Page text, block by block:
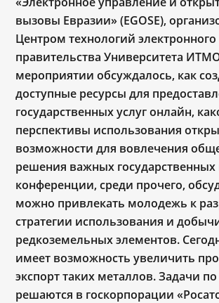
вызовы Евразии» (EGOSE),
Центром технологий электронного
правительства Университета
мероприятии обсуждалось, как
доступные ресурсы для
государственных услуг онлайн,
перспективы использования
возможности для вовлечения
решения важных государственных
конференции,среди прочего,
можно привлекать молодежь к
стратегии использования и
редкоземельных элементов.
имеет возможность увеличить
экспорт таких металлов. Задачи
решаются в госкорпорации